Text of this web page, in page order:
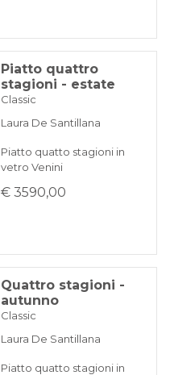
Piatto quattro
stagioni - estate
Classic
Laura De Santillana
Piatto quatto stagioni in
vetro Venini
€ 3590,00
Quattro stagioni -
autunno
Classic
Laura De Santillana
Piatto quatto stagioni in